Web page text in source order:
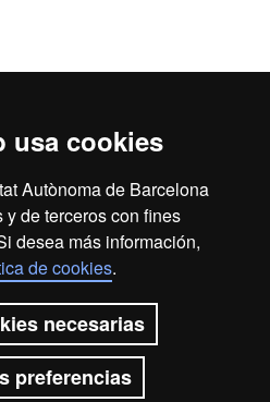
usa cookies
Autònoma de Barcelona
de terceros con fines
desea más información,
de cookies.
necesarias
preferencias
HR
in
Política de privacidad
Sobre la web
que imparte una docencia de
y flexible, adecuada
y adaptada a los nuevos
conocimiento. La UAB es